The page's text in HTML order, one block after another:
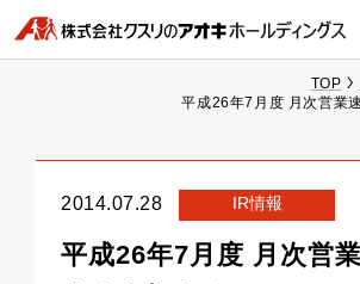
TOP
平成26年7月度 月次営業
2014.07.28 IR情報
平成26年7月度 月次営